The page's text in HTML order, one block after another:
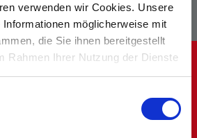
verwenden wir Cookies. Unsere
möglicherweise mit
die Sie ihnen bereitgestellt
Rahmen Ihrer Nutzung der Dienste
Fragen